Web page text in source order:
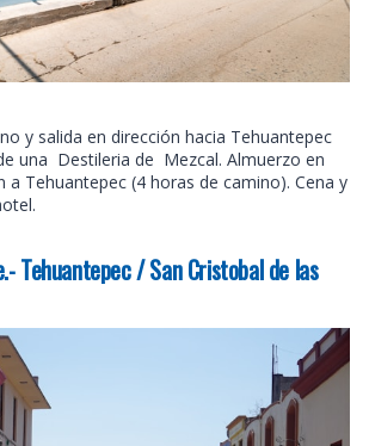
y salida en dirección hacia Tehuantepec
una Destileria de Mezcal. Almuerzo en
a Tehuantepec (4 horas de camino). Cena y
Tehuantepec / San Cristobal de las